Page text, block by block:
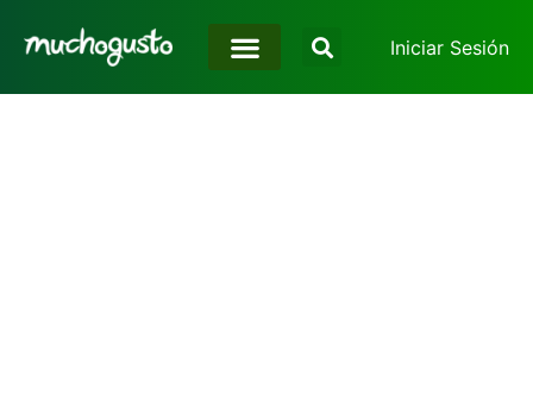
Iniciar Sesión